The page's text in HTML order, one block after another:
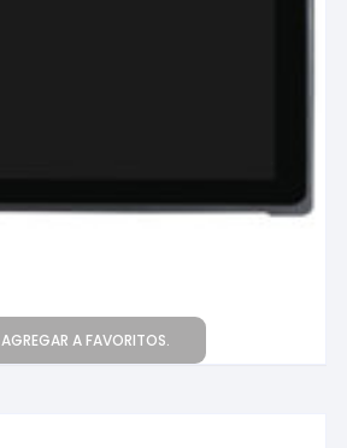
AGREGAR A FAVORITOS.